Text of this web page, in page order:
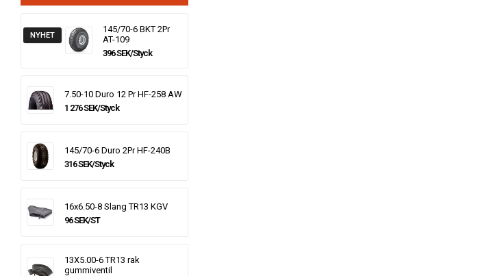
NYHET
145/70-6 BKT 2Pr
AT-109
396 SEK/Styck
7.50-10 Duro 12 Pr HF-258 AW
1 276 SEK/Styck
145/70-6 Duro 2Pr HF-240B
316 SEK/Styck
16x6.50-8 Slang TR13 KGV
96 SEK/ST
13X5.00-6 TR13 rak
gummiventil